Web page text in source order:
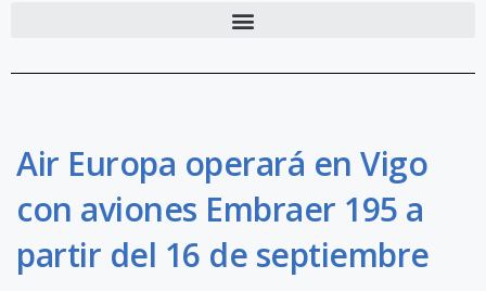
Air Europa operará en Vigo
con aviones Embraer 195 a
partir del 16 de septiembre